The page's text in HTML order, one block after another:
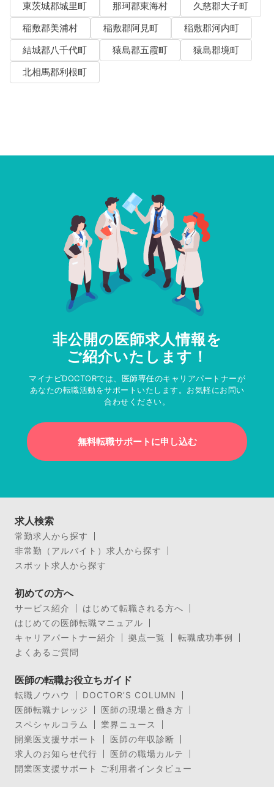
東茨城郡城里町
那珂郡東海村
久慈郡大子町
稲敷郡美浦村
稲敷郡阿見町
稲敷郡河内町
結城郡八千代町
猿島郡五霞町
猿島郡境町
北相馬郡利根町
非公開の医師求人情報を
ご紹介いたします！
マイナビDOCTORでは、医師専任のキャリアパートナーが
あなたの転職活動をサポートいたします。お気軽にお問い
合わせください。
無料転職サポートに申し込む
求人検索
常勤求人から探す
非常勤（アルバイト）求人から探す
スポット求人から探す
初めての方へ
サービス紹介
はじめて転職される方へ
はじめての医師転職マニュアル
キャリアパートナー紹介
拠点一覧
転職成功事例
よくあるご質問
医師の転職お役立ちガイド
転職ノウハウ
DOCTOR’S COLUMN
医師転職ナレッジ
医師の現場と働き方
スペシャルコラム
業界ニュース
開業医支援サポート
医師の年収診断
求人のお知らせ代行
医師の職場カルテ
開業医支援サポート ご利用者インタビュー